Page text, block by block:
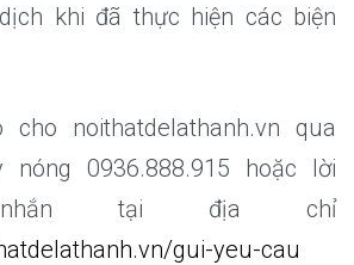
khi đã thực hiện các biện
cho noithatdelathanh.vn qua
nóng 0936.888.915 hoặc lời
tại địa chỉ
gui-yeu-cau